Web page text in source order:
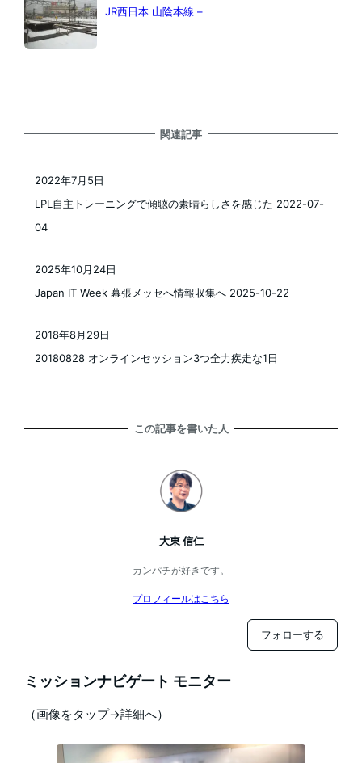
JR西日本 山陰本線 –
関連記事
LPL自主トレーニングで傾聴の素晴らしさを感じた 2022-07-
04
2022年7月5日
Japan IT Week 幕張メッセへ情報収集へ 2025-10-22
2025年10月24日
20180828 オンラインセッション3つ全力疾走な1日
2018年8月29日
この記事を書いた人
大東 信仁
カンパチが好きです。
プロフィールはこちら
フォローする
ミッションナビゲート モニター
（画像をタップ→詳細へ）